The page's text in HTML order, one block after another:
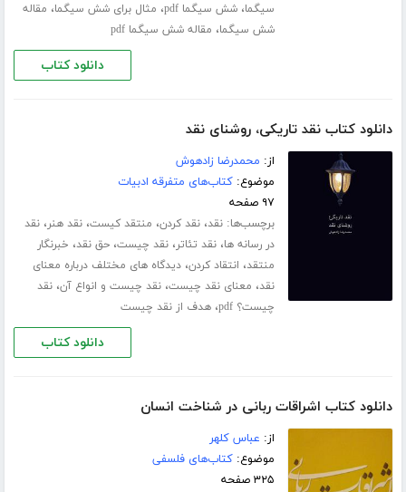
سیگما،شش سیگما pdf ، مثال برای شش سیگما، مقاله
شش سیگما، مقاله شش سیگما pdf
دانلود کتاب
دانلود کتاب نقد تاریکی، روشنای نقد
از: محمدرضا زادهوش
موضوع:کتاب‌های متفرقه ادبیات
۹۷ صفحه
برچسب‌ها:نقد،نقد کردن، منتقد کیست،نقد هنر،نقد
در رسانه ها،نقد تئاتر،نقد چیست،حق نقد، خبرنگار
منتقد، انتقاد کردن،دیدگاه های مختلف درباره معنای
نقد، معنای نقد چیست،نقد چیست و انواع آن،نقد
چیست؟ pdf
،هدف از نقد چیست
دانلود کتاب
دانلود کتاب اشراقات ربانی در شناخت انسان
از: عباس کلهر
موضوع:کتاب‌های فلسفی
۳۲۵ صفحه